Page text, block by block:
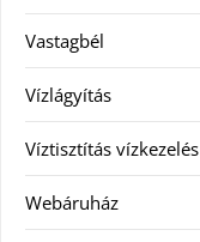
Vastagbél
Vízlágyítás
Víztisztítás vízkezelés
Webáruház